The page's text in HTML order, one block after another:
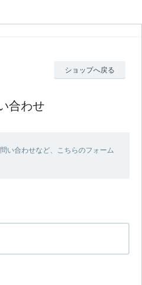
ショップへ戻る
合わせ
い合わせなど、こちらのフォーム